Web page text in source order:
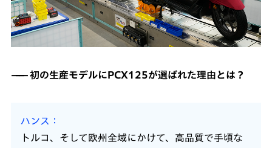
初の生産モデルにPCX125が選ばれた理由とは？
ハンス
トルコ、そして欧州全域にかけて、高品質で手頃な